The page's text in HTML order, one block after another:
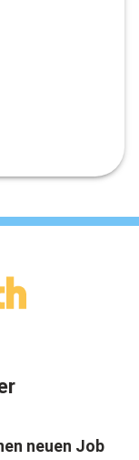
neuen Job